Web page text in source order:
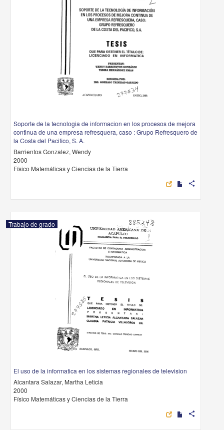
Soporte de la tecnologia de informacion en los procesos de mejora
continua de una empresa refresquera, caso : Grupo Refresquero de
la Costa del Pacifico, S. A.
Barrientos Gonzalez, Wendy
2000
Físico Matemáticas y Ciencias de la Tierra
share
Trabajo de grado
El uso de la informatica en los sistemas regionales de television
Alcantara Salazar, Martha Leticia
2000
Físico Matemáticas y Ciencias de la Tierra
share